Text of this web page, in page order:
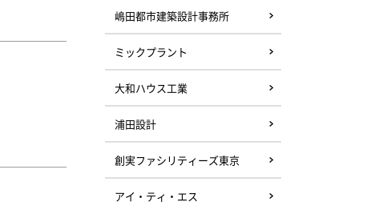
嶋田都市建築設計事務所
ミックプラント
大和ハウス工業
浦田設計
創実ファシリティーズ東京
アイ・ティ・エス